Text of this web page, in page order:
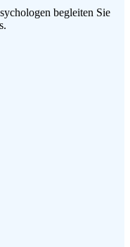
begleiten Sie